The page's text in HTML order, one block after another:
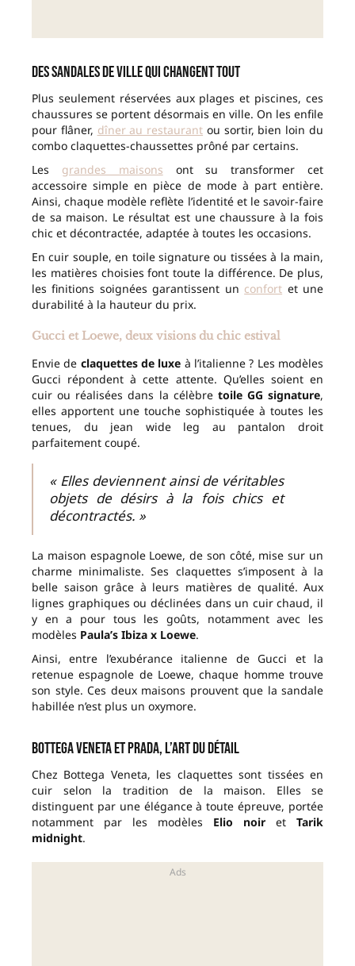
Des sandales de ville qui changent tout
Plus seulement réservées aux plages et piscines, ces
chaussures se portent désormais en ville. On les enfile
pour flâner, dîner au restaurant ou sortir, bien loin du
combo claquettes-chaussettes prôné par certains.
Les grandes maisons ont su transformer cet
accessoire simple en pièce de mode à part entière.
Ainsi, chaque modèle reflète l’identité et le savoir-faire
de sa maison. Le résultat est une chaussure à la fois
chic et décontractée, adaptée à toutes les occasions.
En cuir souple, en toile signature ou tissées à la main,
les matières choisies font toute la différence. De plus,
les finitions soignées garantissent un confort et une
durabilité à la hauteur du prix.
Gucci et Loewe, deux visions du chic estival
Envie de claquettes de luxe à l’italienne ? Les modèles
Gucci répondent à cette attente. Qu’elles soient en
cuir ou réalisées dans la célèbre toile GG signature,
elles apportent une touche sophistiquée à toutes les
tenues, du jean wide leg au pantalon droit
parfaitement coupé.
« Elles deviennent ainsi de véritables
objets de désirs à la fois chics et
décontractés. »
La maison espagnole Loewe, de son côté, mise sur un
charme minimaliste. Ses claquettes s’imposent à la
belle saison grâce à leurs matières de qualité. Aux
lignes graphiques ou déclinées dans un cuir chaud, il
y en a pour tous les goûts, notamment avec les
modèles Paula’s Ibiza x Loewe.
Ainsi, entre l’exubérance italienne de Gucci et la
retenue espagnole de Loewe, chaque homme trouve
son style. Ces deux maisons prouvent que la sandale
habillée n’est plus un oxymore.
Bottega Veneta et Prada, l’art du détail
Chez Bottega Veneta, les claquettes sont tissées en
cuir selon la tradition de la maison. Elles se
distinguent par une élégance à toute épreuve, portée
notamment par les modèles Elio noir et Tarik
midnight.